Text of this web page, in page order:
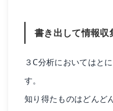
書き出して情報収
３C分析においてはと
す。
知り得たものはどんど